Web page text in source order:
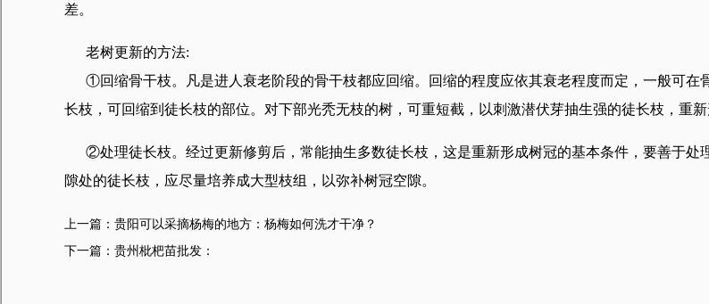
差。
老树更新的方法:
①回缩骨干枝。凡是进人衰老阶段的骨干枝都应回缩。回缩的程度应依其衰老程度而定，一般可在
长枝，可回缩到徒长枝的部位。对下部光秃无枝的树，可重短截，以刺激潜伏芽抽生强的徒长枝，重新
②处理徒长枝。经过更新修剪后，常能抽生多数徒长枝，这是重新形成树冠的基本条件，要善于处
隙处的徒长枝，应尽量培养成大型枝组，以弥补树冠空隙。
上一篇： 贵阳可以采摘杨梅的地方：杨梅如何洗才干净？
下一篇： 贵州枇杷苗批发：